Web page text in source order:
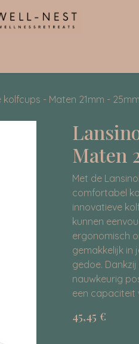
- Maten 21mm -
Maten
Met de
comfortabel
innovatieve
kunnen
ergonomisch
gemakkelijk in
gedoe.
nauwkeurig
een capaciteit
45,45 €